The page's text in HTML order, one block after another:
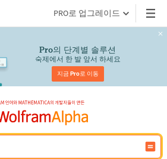
PRO로 업그레이드
Pro의 단계별 솔루션
숙제에서 한 발 앞서 하세요
지금 Pro로 이동